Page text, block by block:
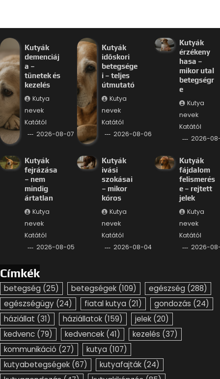
Kutyák
demenciáj
a –
tünetek és
kezelés
Kutya
nevek
Katától
2026-08-07
Kutyák
időskori
betegsége
i – teljes
útmutató
Kutya
nevek
Katától
2026-08-06
Kutyák
érzékeny
hasa –
mikor utal
betegségr
e
Kutya
nevek
Katától
2026-
Kutyák
fejrázása
– nem
mindig
ártatlan
Kutya
nevek
Katától
2026-08-05
Kutyák
ivási
szokásai
– mikor
kóros
Kutya
nevek
Katától
2026-08-04
Kutyák
fájdalom
felismerés
e – rejtett
jelek
Kutya
nevek
Katától
2026-
Címkék
betegség (25) betegségek (109) egészség (288)
egészségügy (24) fiatal kutya (21) gondozás (24)
háziállat (31) háziállatok (159) jelek (20)
kedvenc (79) kedvencek (41) kezelés (37)
kommunikáció (27) kutya (107)
kutyabetegségek (67) kutyafajták (24)